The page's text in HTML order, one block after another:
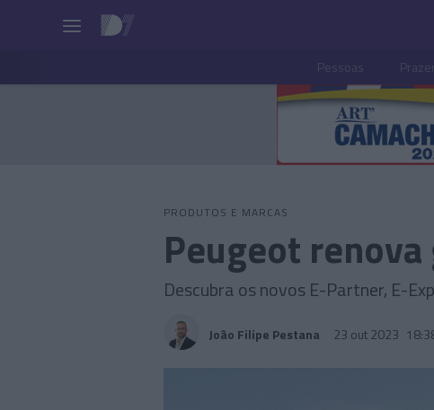
Pessoas
PRODUTOS E MARCAS
Peugeot
Descubra os novos E-Partner, E-
João Filipe Pestana 23 out 2023